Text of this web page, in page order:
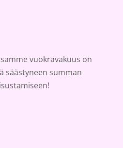
vuokravakuus on
säästyneen summan